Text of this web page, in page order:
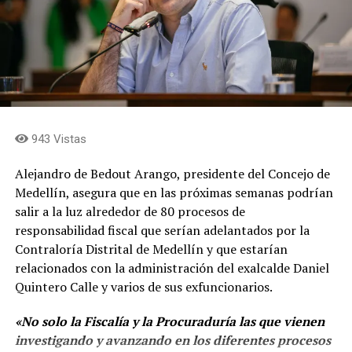
Ferrocarril de Antioquia. Precisó que es necesario
firmar el acta de entrega parcial del Invías para el
corredor férreo Bello – Cabañas y Cabañas –
Grecia, obtener el derecho de vía con la posibilidad
de conectarse desde Grecia hasta Ciénaga
(Magdalena) y los lineamientos técnicos y la
la intervención de la rehabilitación ferroviaria del
“Mesa Antiapagón”,
liderada por el Ministerio de
Minas y con la participación de todos los actores
del sector energético para recuperar la autonomía
energética y la estabilización del sistema eléctrico.
Dentro de las acciones recomendadas se
encuentran: el aumento de la cantidad de agua
encendido inmediato de las termoeléctricas; la
aceleración de los tiempos de aprobación y
943 Vistas
Alejandro de Bedout Arango, presidente del Concejo de
Medellín, asegura que en las próximas semanas podrían
salir a la luz alrededor de 80 procesos de
responsabilidad fiscal que serían adelantados por la
Contraloría Distrital de Medellín y que estarían
relacionados con la administración del exalcalde Daniel
Quintero Calle y varios de sus exfuncionarios.
«No solo la Fiscalía y la Procuraduría las que vienen
investigando y avanzando en los diferentes procesos